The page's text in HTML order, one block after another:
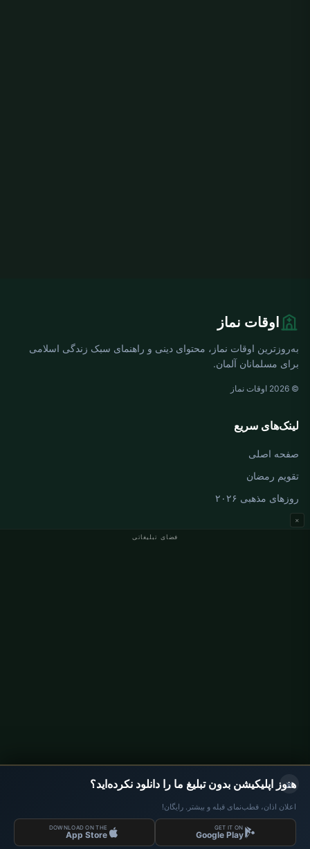
فضای تبلیغاتی
×
اوقات نماز
به‌روزترین اوقات نماز، محتوای دینی و راهنمای سبک زندگی اسلامی
برای مسلمانان آلمان.
© 2026 اوقات نماز
لینک‌های سریع
صفحه اصلی
تقویم رمضان
روزهای مذهبی ۲۰۲۶
داده‌ها: Diyanet İşleri Başkanlığı | اوقات نماز © 2026
×
هنوز اپلیکیشن بدون تبلیغ ما را دانلود نکرده‌اید؟
اعلان اذان، قطب‌نمای قبله و بیشتر. رایگان!
GET IT ON
Google Play
DOWNLOAD ON THE
App Store